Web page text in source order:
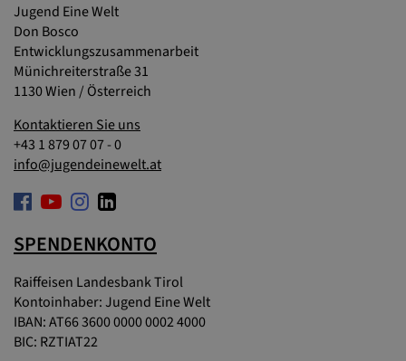
Jugend Eine Welt
Don Bosco
Entwicklungszusammenarbeit
Münichreiterstraße 31
1130 Wien / Österreich
Kontaktieren Sie uns
+43 1 879 07 07 - 0
info@jugendeinewelt.at
SPENDENKONTO
Raiffeisen Landesbank Tirol
Kontoinhaber: Jugend Eine Welt
IBAN: AT66 3600 0000 0002 4000
BIC: RZTIAT22